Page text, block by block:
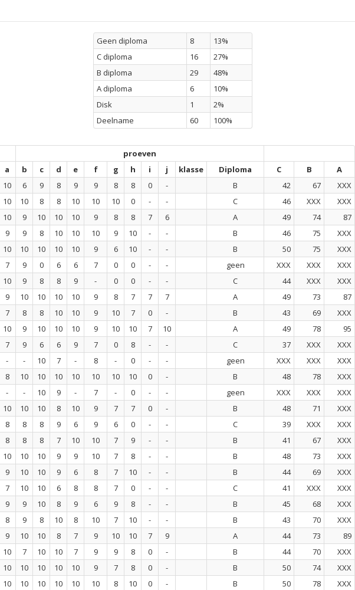
Geen diploma 8
13%
C diploma
16
27%
B diploma
29
48%
A diploma
6
10%
Disk
1
2%
Deelname
60 100%
proeven
a b c d e f g h i j klasse Diploma C B
A
10 6 9 8 9 9 8 8 0 - B 42 67
XXX
10 10 8 8 10 10 10 0 - - C 46 XXX
XXX
10 9 10 10 10 9 8 8 7 6 A 49 74
87
9 9 8 10 10 10 9 10 - - B 46 75
XXX
10 10 10 10 10 9 6 10 - - B 50 75
XXX
7 9 0 6 6 7 0 0 - - geen XXX XXX
XXX
10 9 8 8 9 - 0 0 - - C 44 XXX
XXX
9 10 10 10 10 9 8 7 7 7 A 49 73
87
7 8 8 10 10 9 10 7 0 - B 43 69
XXX
10 9 10 10 10 9 10 10 7 10 A 49 78
95
7 9 6 6 9 7 0 8 - - C 37 XXX
XXX
- - 10 7 - 8 - 0 - - geen XXX XXX
XXX
8 10 10 10 10 10 10 10 0 - B 48 78
XXX
- - 10 9 - 7 - 0 - - geen XXX XXX
XXX
10 10 10 8 10 9 7 7 0 - B 48 71
XXX
8 8 8 9 6 9 6 0 - - C 39 XXX
XXX
8 8 8 7 10 10 7 9 - - B 41 67
XXX
10 10 10 9 9 10 7 8 - - B 48 73
XXX
9 10 10 9 6 8 7 10 - - B 44 69
XXX
7 10 10 6 8 8 7 0 - - C 41 XXX
XXX
9 9 10 8 9 6 9 8 - - B 45 68
XXX
8 9 8 10 8 10 7 10 - - B 43 70
XXX
9 10 10 8 7 9 10 10 7 9 A 44 73
89
10 7 10 10 7 9 9 8 0 - B 44 70
XXX
10 10 10 10 10 9 7 8 0 - B 50 74
XXX
10 10 10 10 10 10 8 10 0 - B 50 78
XXX